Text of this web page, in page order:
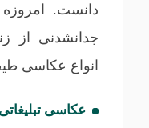
دانست.
جدانشدنی از
انواع عکاسی
عکاسی تبلیغاتی